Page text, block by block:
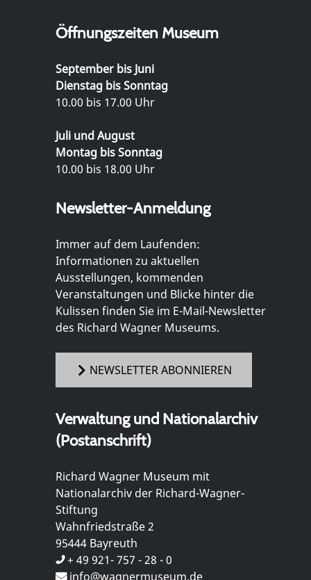
Öffnungszeiten Museum
September bis Juni
Dienstag bis Sonntag
10.00 bis 17.00 Uhr
Juli und August
Montag bis Sonntag
10.00 bis 18.00 Uhr
Newsletter-Anmeldung
Immer auf dem Laufenden:
Informationen zu aktuellen
Ausstellungen, kommenden
Veranstaltungen und Blicke hinter die
Kulissen finden Sie im E-Mail-Newsletter
des Richard Wagner Museums.
NEWSLETTER ABONNIEREN
Verwaltung und Nationalarchiv
(Postanschrift)
Richard Wagner Museum mit
Nationalarchiv der Richard-Wagner-
Stiftung
Wahnfriedstraße 2
95444 Bayreuth
+ 49 921- 757 - 28 - 0
info@wagnermuseum.de